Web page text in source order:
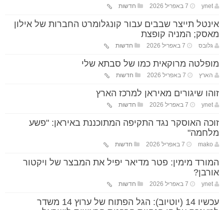
ynet 7 באפריל 2026 חדשות
אינטל תייצר שבבים עבור קונגלומרט החברות של אילון
מאסק; המניה קופצת
גלובס 7 באפריל 2026 חדשות
מופלטה מרוקאית כמו של סבתא שלי
הארץ 7 באפריל 2026 חדשות
זוהו שיגורים מאיראן למרכז הארץ
ynet 7 באפריל 2026 חדשות
זוכה האוסקר נגד התקיפה המתוכננת באיראן: "פשע
מלחמה"
mako 7 באפריל 2026 חדשות
המורד מימין: פטר מדיאר יפיל את המבצר של ויקטור
אורבן?
ynet 7 באפריל 2026 חדשות
עכשיו 14 (יוטיוב): הגל הפתוח של ערוץ 14 משדר